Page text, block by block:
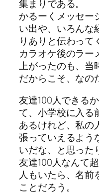
集まりである。
かるーくメッセー
い出や、いろんな
りありと伝わって
カラオケ後のラー
上がったのも、当
だからこそ、なの
友達100人できる
て、小学校に入る
あるけれど、私の
張っていえるよう
いだな、と思った
友達100人なんて
人もいたら、名前
ことだろう。